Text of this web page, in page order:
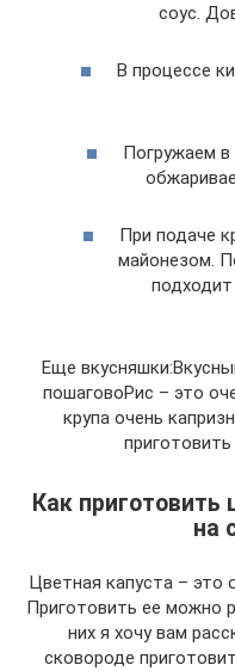
соус.
В процессе
Погружаем в
При подаче
майонезом.
Еще
пошаговоРис – это
крупа очень
Как приготовить
на
Цветная капуста – это
Приготовить ее можно
них я хочу вам
сковороде